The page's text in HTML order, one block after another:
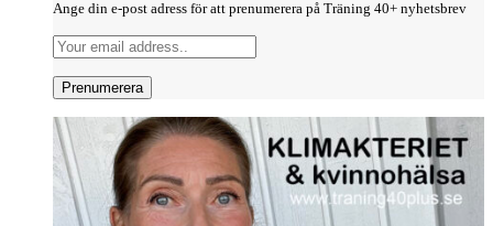
Ange din e-post adress för att prenumerera på Träning 40+ nyhetsbrev